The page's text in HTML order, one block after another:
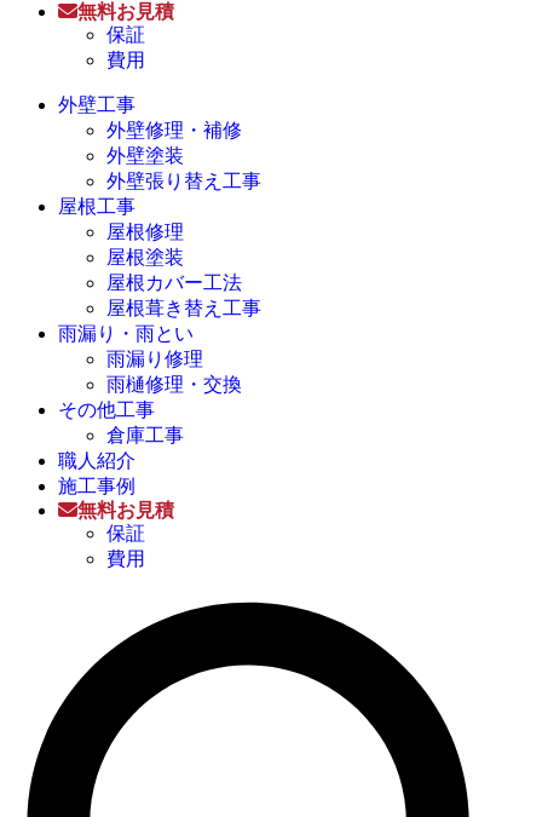
無料お見積
保証
費用
外壁工事
外壁修理・補修
外壁塗装
外壁張り替え工事
屋根工事
屋根修理
屋根塗装
屋根カバー工法
屋根葺き替え工事
雨漏り・雨とい
雨漏り修理
雨樋修理・交換
その他工事
倉庫工事
職人紹介
施工事例
無料お見積
保証
費用